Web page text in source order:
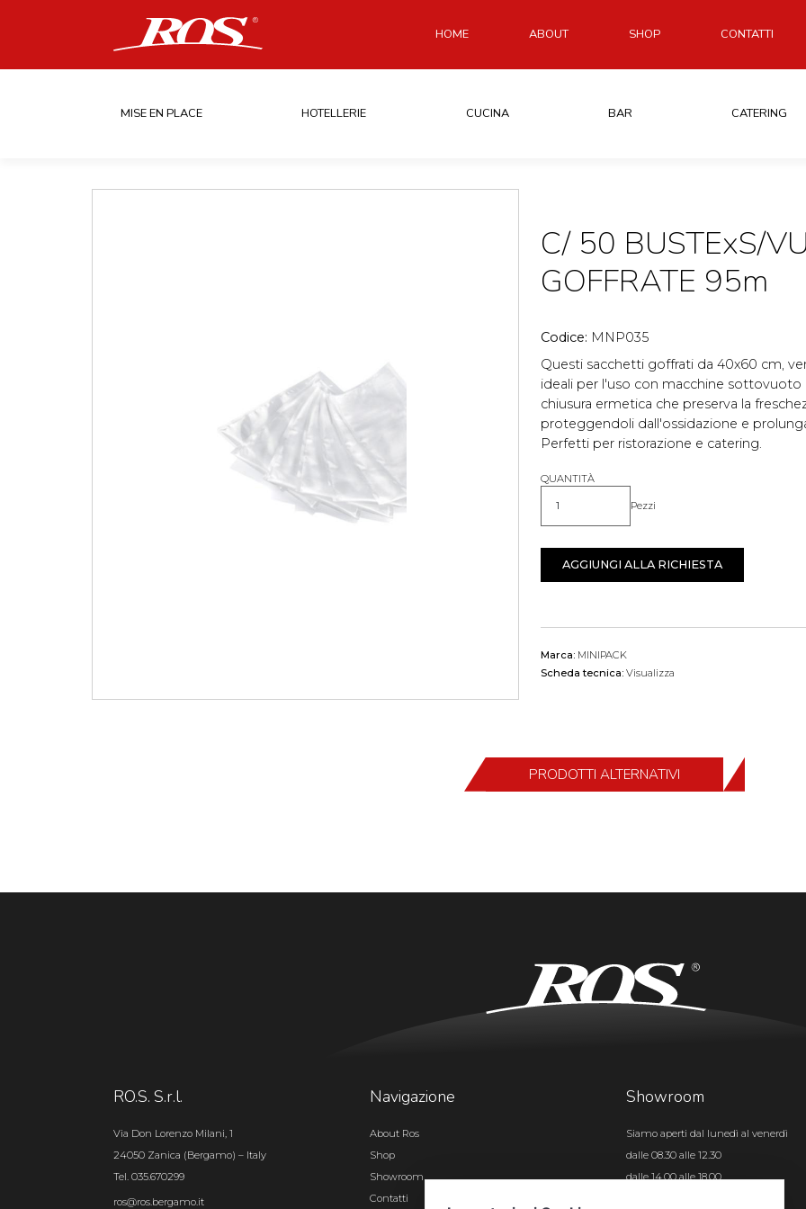
HOME ABOUT SHOP CONTATTI
MISE EN PLACE HOTELLERIE CUCINA BAR CATERING
C/ 50 BUSTExS/
GOFFRATE 95m
Codice: MNP035
Questi sacchetti goffrati da 40x60 cm,
ideali per l'uso con macchine sottovuoto
chiusura ermetica che preserva la
proteggendoli dall'ossidazione e
Perfetti per ristorazione e catering.
QUANTITÀ
Quantità Pezzi
AGGIUNGI ALLA RICHIESTA
Marca: MINIPACK
Scheda tecnica: Visualizza
PRODOTTI ALTERNATIVI
RO.S. S.r.l.
Via Don Lorenzo Milani, 1
24050 Zanica (Bergamo) – Italy
Tel. 035.670299
ros@ros.bergamo.it
Navigazione
About Ros
Shop
Showroom
Contatti
Showroom
Siamo aperti dal lunedì al venerdì
dalle 08.30 alle 12.30
dalle 14.00 alle 18.00